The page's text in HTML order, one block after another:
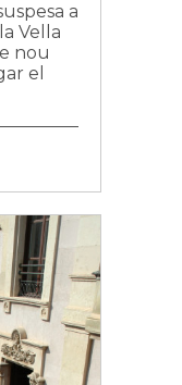
a
Vella
nou
el